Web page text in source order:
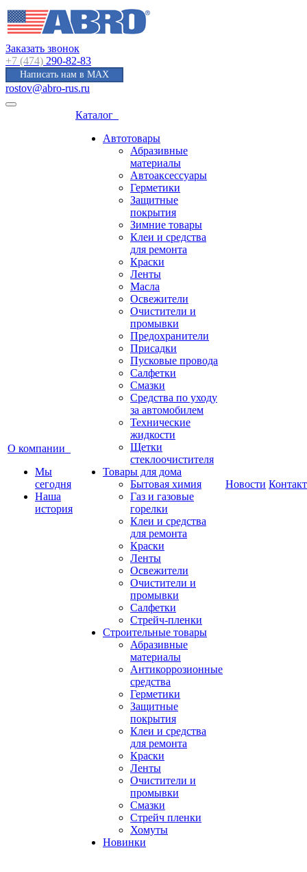
Заказать звонок
+7 (474) 290-82-83
Написать нам в MAX
rostov@abro-rus.ru
О компании
Мы
сегодня
Наша
история
Каталог
Автотовары
Абразивные
материалы
Автоаксессуары
Герметики
Защитные
покрытия
Зимние товары
Клеи и средства
для ремонта
Краски
Ленты
Масла
Освежители
Очистители и
промывки
Предохранители
Присадки
Пусковые провода
Салфетки
Смазки
Средства по уходу
за автомобилем
Технические
жидкости
Щетки
стеклоочистителя
Товары для дома
Бытовая химия
Газ и газовые
горелки
Клеи и средства
для ремонта
Краски
Ленты
Освежители
Очистители и
промывки
Салфетки
Стрейч-пленки
Строительные товары
Абразивные
материалы
Антикоррозионные
средства
Герметики
Защитные
покрытия
Клеи и средства
для ремонта
Краски
Ленты
Очистители и
промывки
Смазки
Стрейч пленки
Хомуты
Новинки
Новости